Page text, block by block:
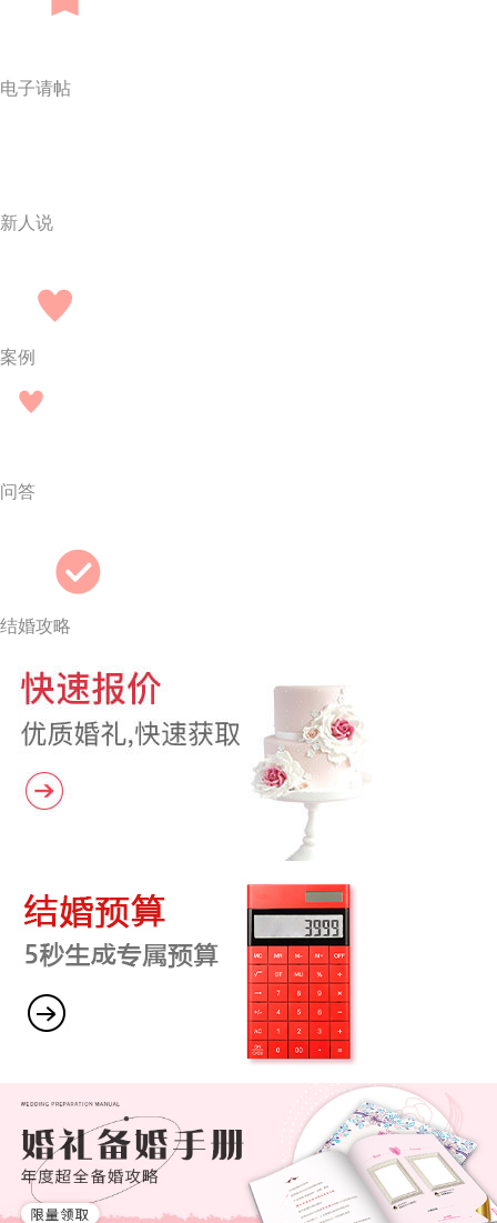
电子请帖
新人说
案例
问答
结婚攻略